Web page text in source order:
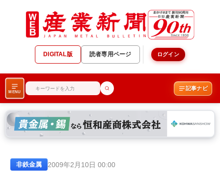
DIGITAL版 読者専用ページ ログイン
MENU
記事ナビ
非鉄金属 2009年2月10日 00:00